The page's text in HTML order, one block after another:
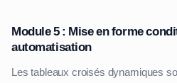
Module 5 : Mise en forme
automatisation
Les tableaux croisés dynamiques